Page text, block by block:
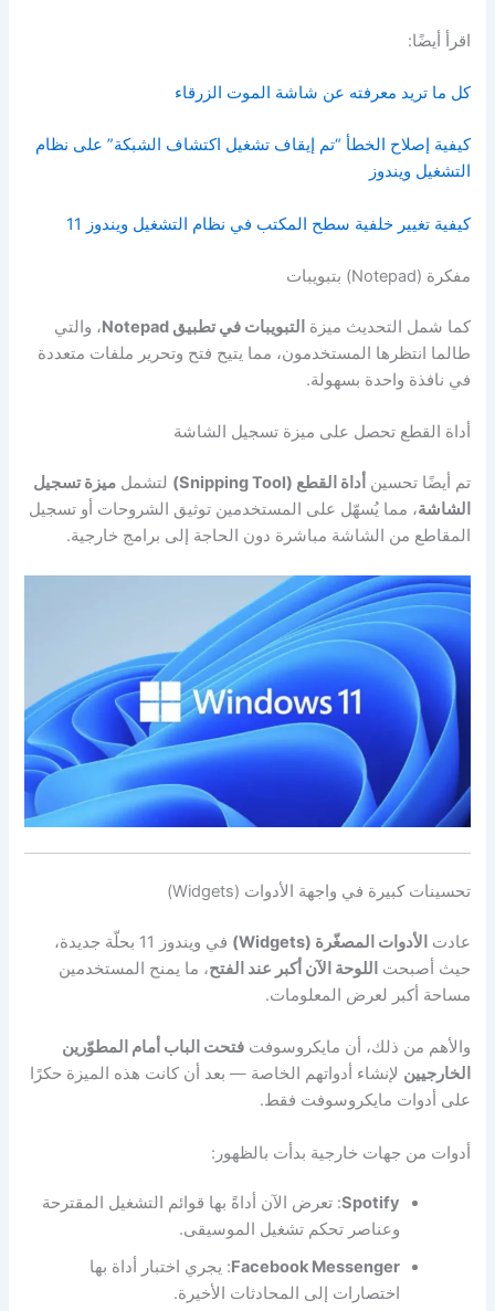
اقرأ أيضًا:
كل ما تريد معرفته عن شاشة الموت الزرقاء
كيفية إصلاح الخطأ “تم إيقاف تشغيل اكتشاف الشبكة” على نظام
التشغيل ويندوز
كيفية تغيير خلفية سطح المكتب في نظام التشغيل ويندوز 11
مفكرة (Notepad) بتبويبات
كما شمل التحديث ميزة التبويبات في تطبيق Notepad
، والتي
طالما انتظرها المستخدمون، مما يتيح فتح وتحرير ملفات متعددة
في نافذة واحدة بسهولة.
أداة القطع تحصل على ميزة تسجيل الشاشة
تم أيضًا تحسين أداة القطع (Snipping Tool) لتشملميزة تسجيل
الشاشة، مما يُسهّل على المستخدمين توثيق الشروحات أو تسجيل
المقاطع من الشاشة مباشرة دون الحاجة إلى برامج خارجية.
تحسينات كبيرة في واجهة الأدوات (Widgets)
عادت الأدوات المصغّرة (Widgets)
في ويندوز 11 بحلّة جديدة،
حيث أصبحت اللوحة الآن أكبر عند الفتح، ما يمنح المستخدمين
مساحة أكبر لعرض المعلومات.
والأهم من ذلك، أن مايكروسوفتفتحت الباب أمام المطوّرين
الخارجيين لإنشاء أدواتهم الخاصة — بعد أن كانت هذه الميزة حكرًا
على أدوات مايكروسوفت فقط.
أدوات من جهات خارجية بدأت بالظهور:
Spotify: تعرض الآن أداةً بها قوائم التشغيل المقترحة
وعناصر تحكم تشغيل الموسيقى.
Facebook Messenger: يجري اختبار أداة بها
اختصارات إلى المحادثات الأخيرة.